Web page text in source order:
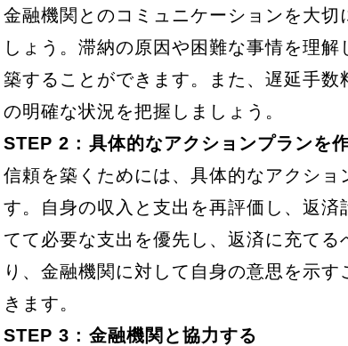
金融機関とのコミュニケーションを大切
しょう。滞納の原因や困難な事情を理
築することができます。また、遅延手
の明確な状況を把握しましょう。
STEP 2 : 具体的なアクションプランを
信頼を築くためには、具体的なアクシ
す。自身の収入と支出を再評価し、返
てて必要な支出を優先し、返済に充てる
り、金融機関に対して自身の意思を示
きます。
STEP 3 : 金融機関と協力する